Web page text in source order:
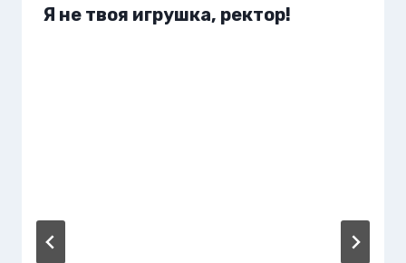
Я не твоя игрушка, ректор!